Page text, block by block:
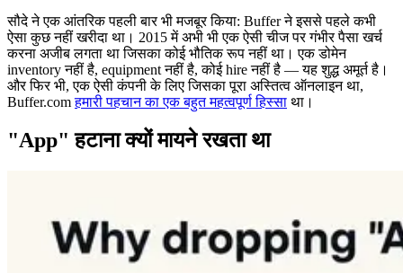
सौदे ने एक आंतरिक पहली बार भी मजबूर किया: Buffer ने इससे पहले कभी
ऐसा कुछ नहीं खरीदा था। 2015 में अभी भी एक ऐसी चीज पर गंभीर पैसा खर्च
करना अजीब लगता था जिसका कोई भौतिक रूप नहीं था। एक डोमेन
inventory नहीं है, equipment नहीं है, कोई hire नहीं है — यह शुद्ध अमूर्त है।
और फिर भी, एक ऐसी कंपनी के लिए जिसका पूरा अस्तित्व ऑनलाइन था,
Buffer.comहमारी पहचान का एक बहुत महत्वपूर्ण हिस्सा था।
"App" हटाना क्यों मायने रखता था